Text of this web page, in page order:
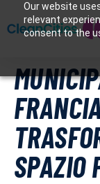
Our website
relevant
consent to the
SPAZIO